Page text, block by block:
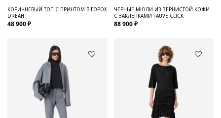
КОРИЧНЕВЫЙ ТОП С ПРИНТОМ В ГОРОХ
DREAH
48 900 ₽
ЧЕРНЫЕ МЮЛИ ИЗ ЗЕРНИСТОЙ КОЖИ
С ЗАКЛЕПКАМИ FAUVE CLICK
88 900 ₽